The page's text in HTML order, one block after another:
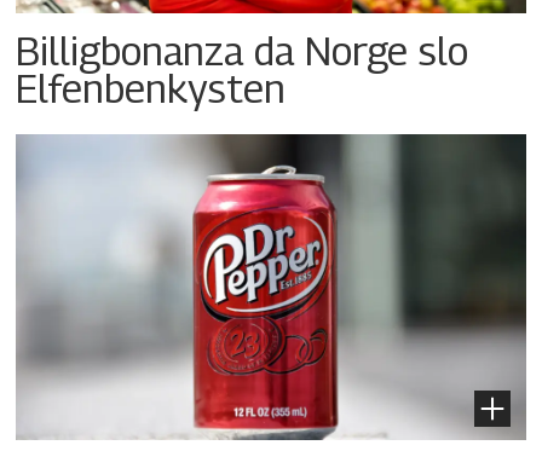
Billigbonanza da Norge slo
Elfenbenkysten